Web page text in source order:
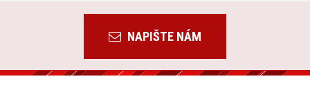
NAPIŠTE NÁM